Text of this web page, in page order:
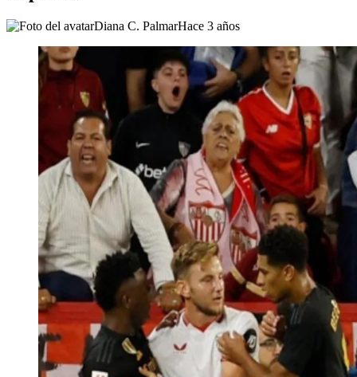
Diana C. PalmarHace 3 años